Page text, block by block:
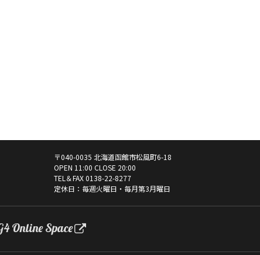
〒040-0035 北海道函館市松風町6-18
OPEN 11:00 CLOSE 20:00
TEL＆FAX0138-22-8277
定休日：毎週火曜日・毎月第3月曜日
Online Space